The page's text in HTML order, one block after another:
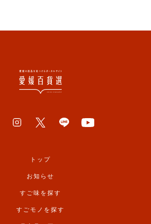
トップ
お知らせ
すご味を探す
すごモノを探す